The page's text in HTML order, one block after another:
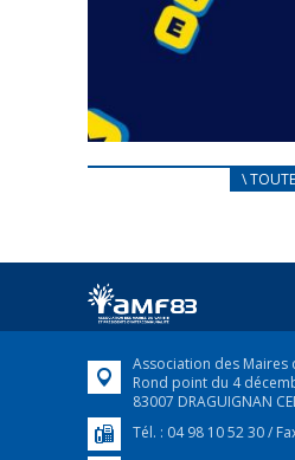
CARNET D’ACCUEIL
Afin d’accompagner au
FEUILLETER
\
Association des Maires
Rond point du 4
83007 DRAGUIGNAN
Tél. : 04 98 10 52 30 /